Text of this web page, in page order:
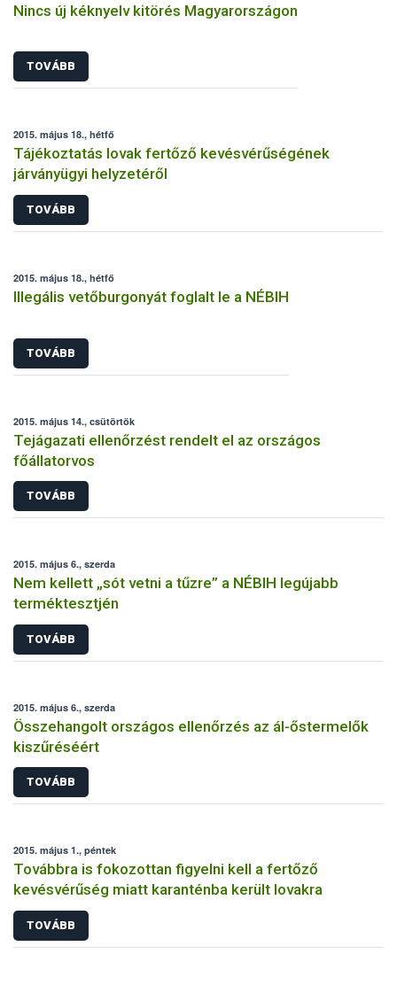
Nincs új kéknyelv kitörés Magyarországon
TOVÁBB
2015. május 18., hétfő
Tájékoztatás lovak fertőző kevésvérűségének
járványügyi helyzetéről
TOVÁBB
2015. május 18., hétfő
Illegális vetőburgonyát foglalt le a NÉBIH
TOVÁBB
2015. május 14., csütörtök
Tejágazati ellenőrzést rendelt el az országos
főállatorvos
TOVÁBB
2015. május 6., szerda
Nem kellett „sót vetni a tűzre” a NÉBIH legújabb
terméktesztjén
TOVÁBB
2015. május 6., szerda
Összehangolt országos ellenőrzés az ál-őstermelők
kiszűréséért
TOVÁBB
2015. május 1., péntek
Továbbra is fokozottan figyelni kell a fertőző
kevésvérűség miatt karanténba került lovakra
TOVÁBB